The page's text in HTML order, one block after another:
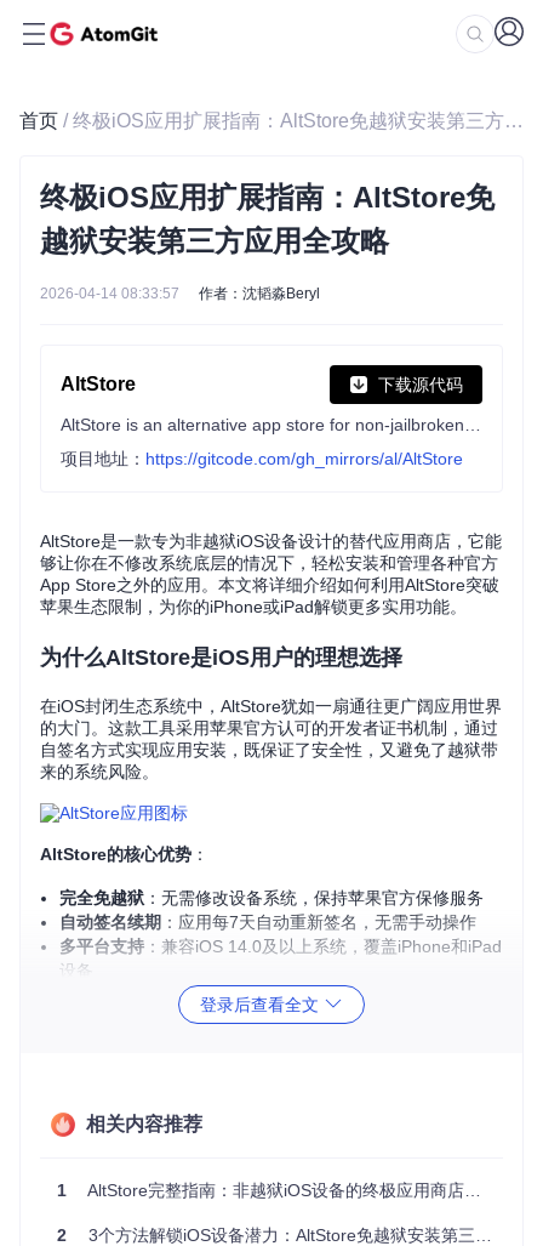
首页 / 终极iOS应用扩展指南：AltStore免越狱安装第三方应用全攻略
终极iOS应用扩展指南：AltStore免
越狱安装第三方应用全攻略
2026-04-14 08:33:57 作者：沈韬淼Beryl
AltStore 下载源代码
项目地址： https://gitcode.com/gh_mirrors/al/AltStore
AltStore是一款专为非越狱iOS设备设计的替代应用商店，它能
够让你在不修改系统底层的情况下，轻松安装和管理各种官方
App Store之外的应用。本文将详细介绍如何利用AltStore突破
苹果生态限制，为你的iPhone或iPad解锁更多实用功能。
为什么AltStore是iOS用户的理想选择
在iOS封闭生态系统中，AltStore犹如一扇通往更广阔应用世界
的大门。这款工具采用苹果官方认可的开发者证书机制，通过
自签名方式实现应用安装，既保证了安全性，又避免了越狱带
来的系统风险。
AltStore的核心优势 ：
完全免越狱 ：无需修改设备系统，保持苹果官方保修服务
自动签名续期 ：应用每7天自动重新签名，无需手动操作
多平台支持 ：兼容iOS 14.0及以上系统，覆盖iPhone和iPad
设备
：项目代码完全开放，安全性可验证
硬件要求：
运行macOS 11.0或更高版本的Mac电脑
iOS 14.0及以上版本的iPhone或iPad
USB数据线（用于初始设备连接）
登录后查看全文
相关内容推荐
1 AltStore完整指南：非越狱iOS设备的终极应用商店解决方案
2 3个方法解锁iOS设备潜力：AltStore免越狱安装第三方应用全攻略